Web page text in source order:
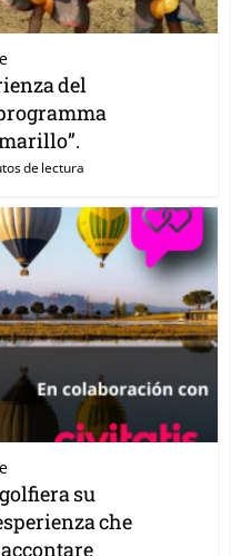
del
de lectura
su
che